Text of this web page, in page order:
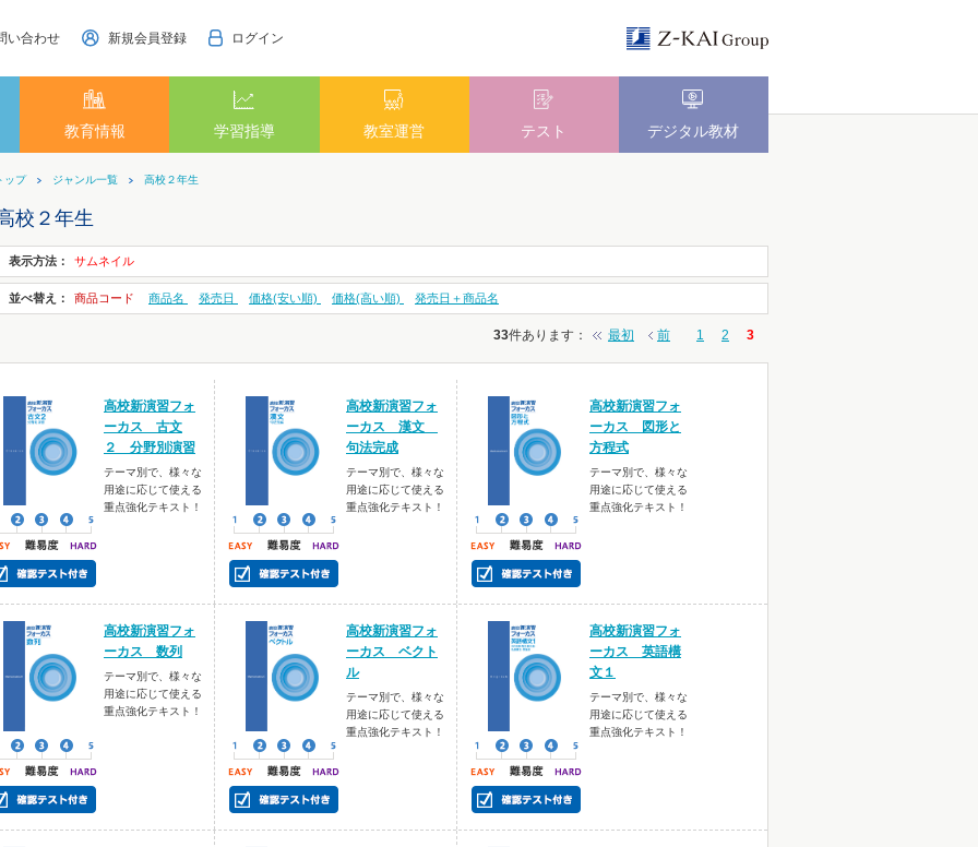
い合わせ 新規会員登録 ログイン
教育情報 学習指導 教室運営 テスト デジタル教材
ップ ジャンル一覧 高校２年生
校２年生
表示方法： サムネイル
並べ替え： 商品コード 商品名 発売日 価格(安い順) 価格(高い順) 発売日＋商品名
33件あります ： 最初 前 1 2 3
高校新演習フォ
ーカス 古文
２ 分野別演習
テーマ別で、様々な
用途に応じて使える
重点強化テキスト！
高校新演習フォ
ーカス 漢文
句法完成
テーマ別で、様々な
用途に応じて使える
重点強化テキスト！
高校新演習フォ
ーカス 図形と
方程式
テーマ別で、様々な
用途に応じて使える
重点強化テキスト！
高校新演習フォ
ーカス 数列
テーマ別で、様々な
用途に応じて使える
重点強化テキスト！
高校新演習フォ
ーカス ベクト
ル
テーマ別で、様々な
用途に応じて使える
重点強化テキスト！
高校新演習フォ
ーカス 英語構
文１
テーマ別で、様々な
用途に応じて使える
重点強化テキスト！